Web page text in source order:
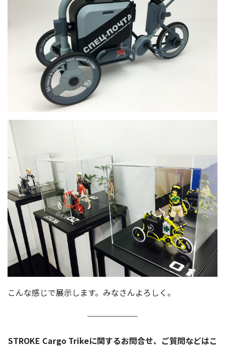
こんな感じで展示します。みなさんよろしく。
STROKE Cargo Trikeに関するお問合せ、ご質問などはこ